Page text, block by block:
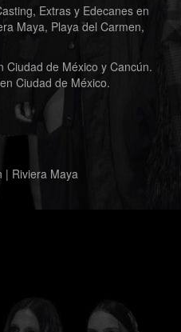
Extras y Edecanes en
Maya, Playa del Carmen,
Ciudad de México y Cancún.
Ciudad de México.
| Riviera Maya